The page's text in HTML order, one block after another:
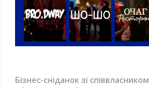
Бізнес-сніданок зі співвласником